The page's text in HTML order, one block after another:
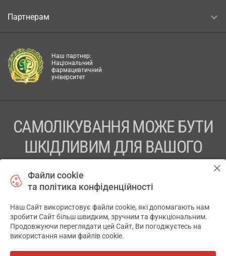
Партнерам
Наш партнер:
Національний
фармацевтичний
університет
САМОЛІКУВАННЯ МОЖЕ БУТИ
ШКІДЛИВИМ ДЛЯ ВАШОГО
ПЕРЕД ЗАСТОСУВАННЯМ ПРЕПАРАТУ ПРОКОНСУЛЬТУЙТЕСЬ
ТОВ «АПТЕКА 911.ЮА» Код ЄДРПОУ 43631965.
Відмова від відповідальності
Файли cookie
та політика конфіденційності
Наш Сайт використовує файли cookie, які допомагають нам
зробити Сайт більш швидким, зручним та функціональним.
Продовжуючи переглядати цей Сайт, Ви погоджуєтесь на
використання нами файлів cookie.
✕